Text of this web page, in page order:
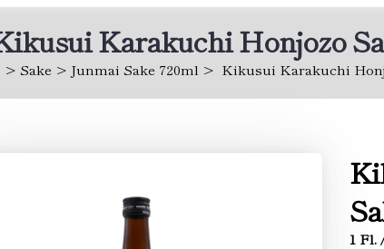
Karakuchi Honjozo
Sake Junmai Sake 720ml Kikusui Karakuchi
1 Fl.